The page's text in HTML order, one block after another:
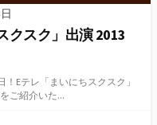
クスク」出演 2013
Eテレ「まいにちスクスク」
ご紹介いた...